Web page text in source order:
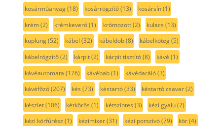
kosárműanyag(18) kosárrögzítő(13) kosársín(1)
krém(2) krémkeverő(1) krómozott(2) kulacs (13)
kuplung(52) kábel (32) kábeldob(8) kábelköteg(5)
kábelrögzítő(2) kárpit(2) kárpit tisztító(8) kávé (1)
kávéautomata (176) kávébab(1) kávédaráló(3)
kávéfőző(207) kés (73) késtartó(33) késtartó csavar(2)
készlet(106) kétkörös (1) kétszintes (3) kézi gyalu(7)
kézi körfűrész (1) kézimixer(31) kézi porszívó(79) kör(4)